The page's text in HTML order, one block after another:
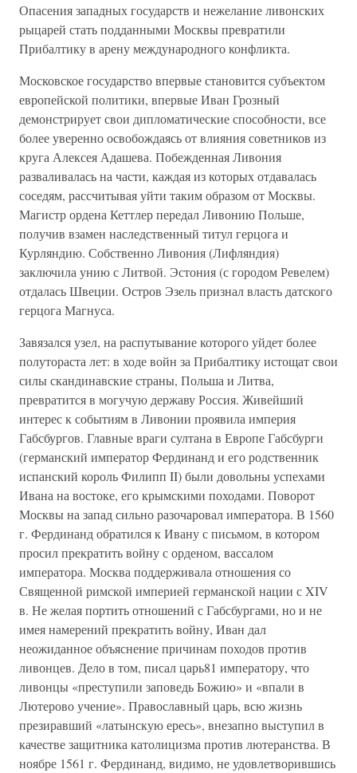
Опасения западных государств и нежелание ливонских
рыцарей стать подданными Москвы превратили
Прибалтику в арену международного конфликта.
Московское государство впервые становится субъектом
европейской политики, впервые Иван Грозный
демонстрирует свои дипломатические способности, все
более уверенно освобождаясь от влияния советников из
круга Алексея Адашева. Побежденная Ливония
разваливалась на части, каждая из которых отдавалась
соседям, рассчитывая уйти таким образом от Москвы.
Магистр ордена Кеттлер передал Ливонию Польше,
получив взамен наследственный титул герцога и
Курляндию. Собственно Ливония (Лифляндия)
заключила унию с Литвой. Эстония (с городом Ревелем)
отдалась Швеции. Остров Эзель признал власть датского
герцога Магнуса.
Завязался узел, на распутывание которого уйдет более
полутораста лет: в ходе войн за Прибалтику истощат свои
силы скандинавские страны, Польша и Литва,
превратится в могучую державу Россия. Живейший
интерес к событиям в Ливонии проявила империя
Габсбургов. Главные враги султана в Европе Габсбурги
(германский император Фердинанд и его родственник
испанский король Филипп II) были довольны успехами
Ивана на востоке, его крымскими походами. Поворот
Москвы на запад сильно разочаровал императора. В 1560
г. Фердинанд обратился к Ивану с письмом, в котором
просил прекратить войну с орденом, вассалом
императора. Москва поддерживала отношения со
Священной римской империей германской нации с XIV
в. Не желая портить отношений с Габсбургами, но и не
имея намерений прекратить войну, Иван дал
неожиданное объяснение причинам походов против
ливонцев. Дело в том, писал царь81 императору, что
ливонцы «преступили заповедь Божию» и «впали в
Лютерово учение». Православный царь, всю жизнь
презиравший «латынскую ересь», внезапно выступил в
качестве защитника католицизма против лютеранства. В
ноябре 1561 г. Фердинанд, видимо, не удовлетворившись